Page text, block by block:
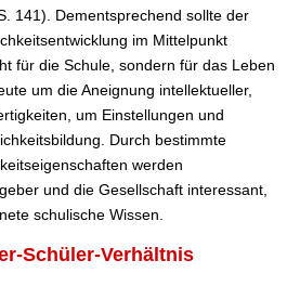
141). Dementsprechend sollte der
im Mittelpunkt
für die Schule, sondern für das Leben
um die Aneignung intellektueller,
um Einstellungen und
Durch bestimmte
werden
und die Gesellschaft interessant,
schulische Wissen.
Schüler-Verhältnis